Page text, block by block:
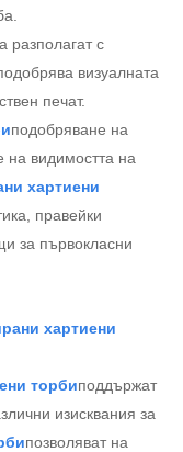
разполагат с
визуалната
печат.
подобряване на
на видимостта на
хартиени
правейки
за първокласни
хартиени
торбиподдържат
изисквания за
позволяват на